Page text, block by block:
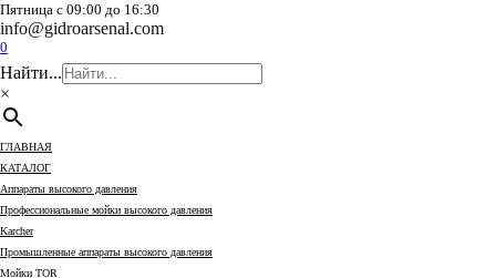
Пятница с 09:00 до 16:30
info@gidroarsenal.com
0
Найти...
×
ГЛАВНАЯ
КАТАЛОГ
Аппараты высокого давления
Профессиональные мойки высокого давления
Karcher
Промышленные аппараты высокого давления
Мойки TOR